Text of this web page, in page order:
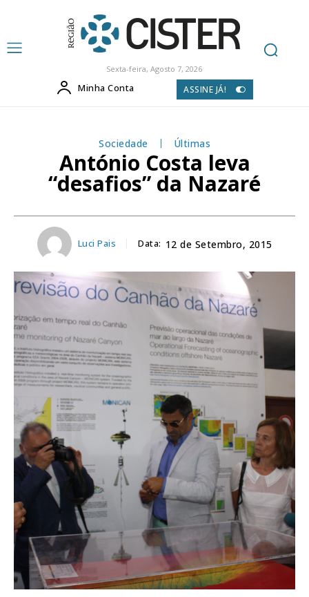
Sexta-feira, Agosto 7, 2026
Minha Conta ASSINE JÁ!
Sociedade Últimas
António Costa leva
“desafios” da Nazaré
Luci Pais Data: 12 de Setembro, 2015